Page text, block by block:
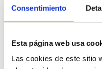
Consentimiento
Esta página web usa
Las cookies de este sitio
el